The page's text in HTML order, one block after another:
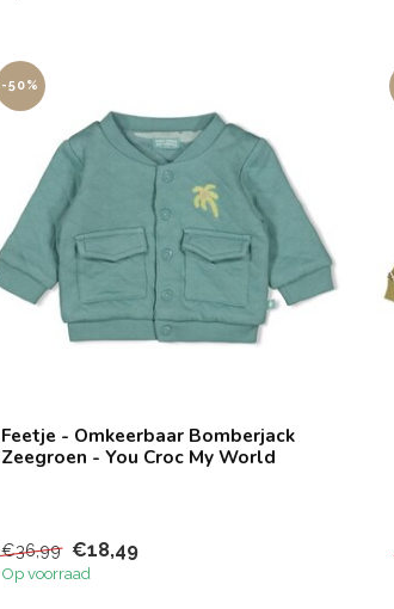
-50%
Feetje - Omkeerbaar Bomberjack
Zeegroen - You Croc My World
€36,99 €18,49
Op voorraad